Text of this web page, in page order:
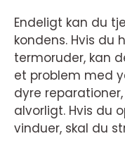
Endeligt kan du
kondens. Hvis du
termoruder, kan
et problem med
dyre
alvorligt. Hvis du
vinduer, skal du